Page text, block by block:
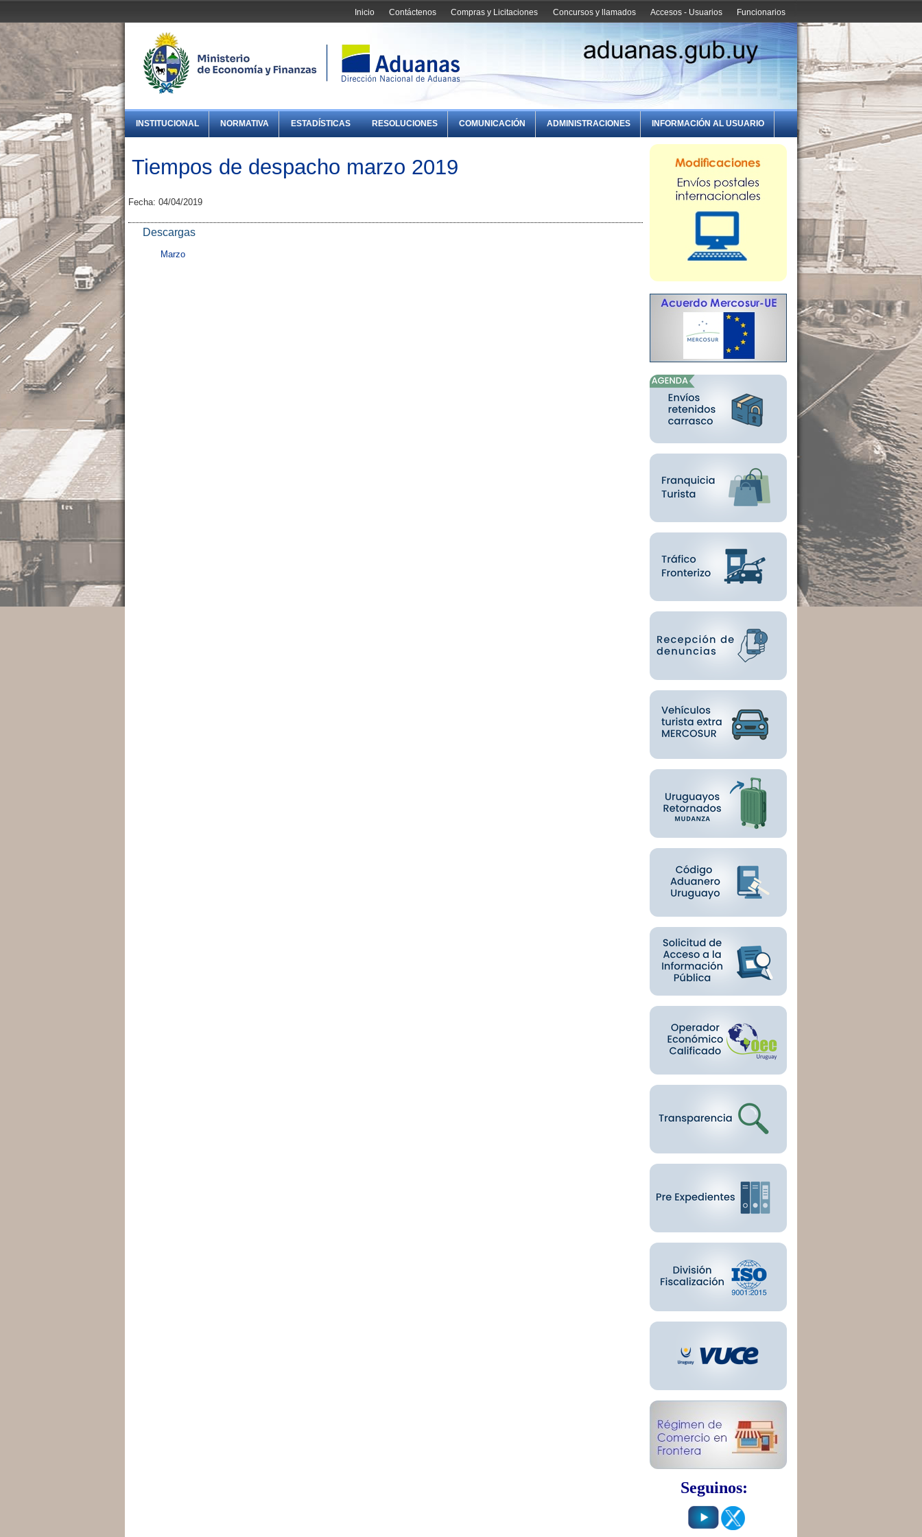
Funcionarios
Accesos - Usuarios
Concursos y llamados
Compras y Licitaciones
Contáctenos
Inicio
INSTITUCIONAL NORMATIVA ESTADÍSTICAS RESOLUCIONES COMUNICACIÓN ADMINISTRACIONES INFORMACIÓN AL USUARIO
Tiempos de despacho marzo 2019
Fecha: 04/04/2019
Descargas
Marzo
Seguinos: